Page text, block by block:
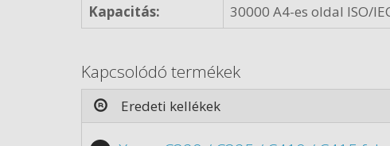
Kapacitás:
30000 A4-es oldal ISO/
Kapcsolódó termékek
Eredeti kellékek